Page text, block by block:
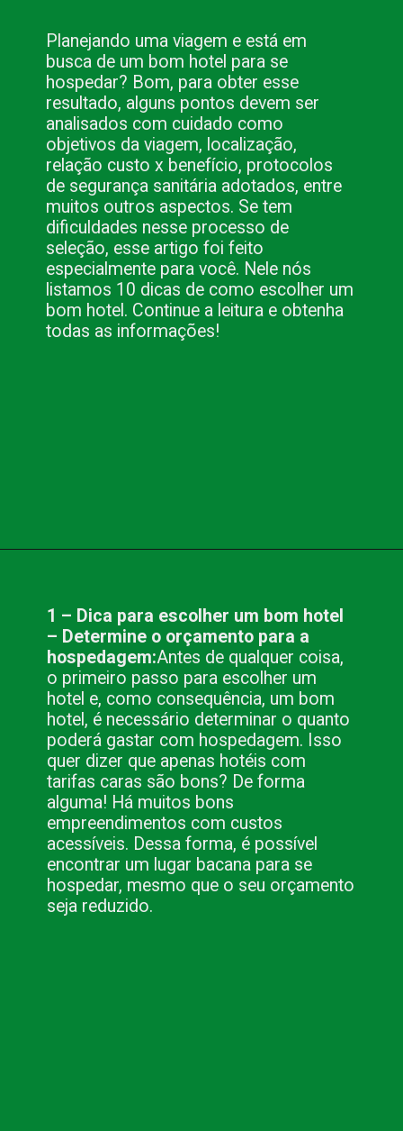
Planejando uma viagem e está em
busca de um bom hotel para se
hospedar? Bom, para obter esse
resultado, alguns pontos devem ser
analisados com cuidado como
objetivos da viagem, localização,
relação custo x benefício, protocolos
de segurança sanitária adotados, entre
muitos outros aspectos. Se tem
dificuldades nesse processo de
seleção, esse artigo foi feito
especialmente para você. Nele nós
listamos 10 dicas de como escolher um
bom hotel. Continue a leitura e obtenha
todas as informações!
1 – Dica para escolher um bom hotel
– Determine o orçamento para a
hospedagem:Antes de qualquer coisa,
o primeiro passo para escolher um
hotel e, como consequência, um bom
hotel, é necessário determinar o quanto
poderá gastar com hospedagem. Isso
quer dizer que apenas hotéis com
tarifas caras são bons? De forma
alguma! Há muitos bons
empreendimentos com custos
acessíveis. Dessa forma, é possível
encontrar um lugar bacana para se
hospedar, mesmo que o seu orçamento
seja reduzido.